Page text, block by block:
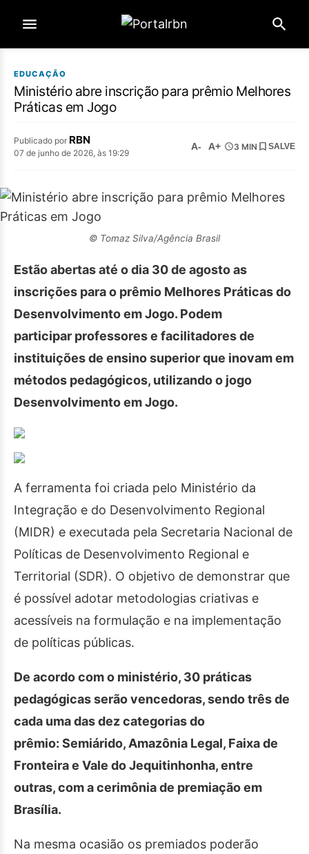
EDUCAÇÃO
Ministério abre inscrição para prêmio Melhores
Práticas em Jogo
Publicado por RBN
07 de junho de 2026, às 19:29
A- A+ 3 MIN SALVE
© Tomaz Silva/Agência Brasil
Estão abertas até o dia 30 de agosto as
inscrições para o prêmio Melhores Práticas do
Desenvolvimento em Jogo. Podem
participar professores e facilitadores de
instituições de ensino superior que inovam em
métodos pedagógicos, utilizando o jogo
Desenvolvimento em Jogo.
A ferramenta foi criada pelo Ministério da
Integração e do Desenvolvimento Regional
(MIDR) e executada pela Secretaria Nacional de
Políticas de Desenvolvimento Regional e
Territorial (SDR). O objetivo de demonstrar que
é possível adotar metodologias criativas e
acessíveis na formulação e na implementação
de políticas públicas.
De acordo com o ministério, 30 práticas
pedagógicas serão vencedoras, sendo três de
cada uma das dez categorias do
prêmio: Semiárido, Amazônia Legal, Faixa de
Fronteira e Vale do Jequitinhonha, entre
outras, com a cerimônia de premiação em
Brasília.
Na mesma ocasião os premiados poderão